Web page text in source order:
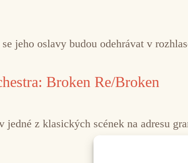
jeho oslavy budou odehrávat v
Broken Re/Broken
z klasických scének na adresu